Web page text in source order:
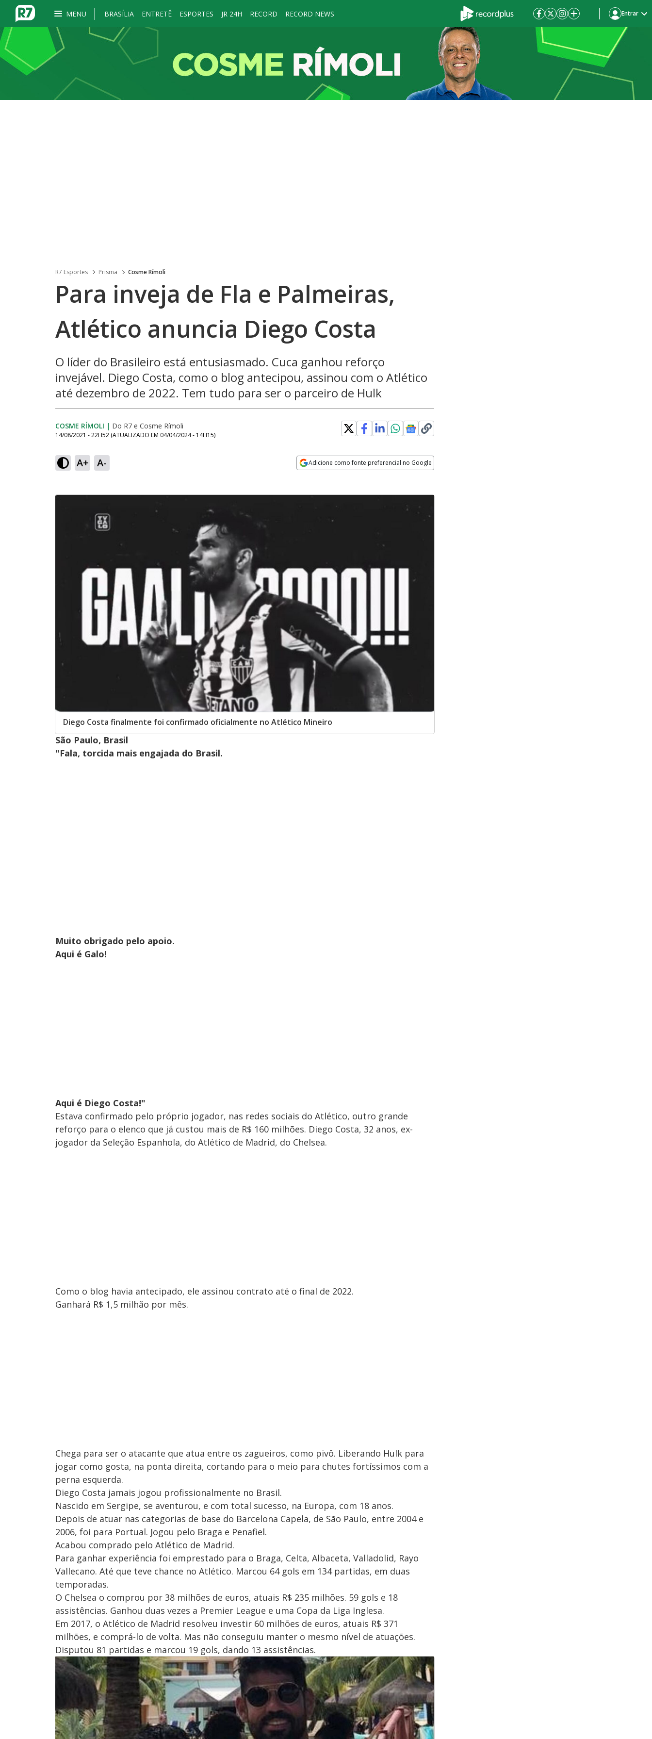
MENU BRASÍLIA ENTRETÊ ESPORTES JR 24H RECORD RECORD NEWS Entrar
R7 Esportes Prisma Cosme Rímoli
Para inveja de Fla e Palmeiras,
Atlético anuncia Diego Costa
O líder do Brasileiro está entusiasmado. Cuca ganhou reforço
invejável. Diego Costa, como o blog antecipou, assinou com o Atlético
até dezembro de 2022. Tem tudo para ser o parceiro de Hulk
COSME RÍMOLI | Do R7 e Cosme Rímoli
14/08/2021 - 22H52 (ATUALIZADO EM 04/04/2024 - 14H15)
A+ A- Adicione como fonte preferencial no Google
Diego Costa finalmente foi confirmado oficialmente no Atlético Mineiro
São Paulo, Brasil
"Fala, torcida mais engajada do Brasil.
Muito obrigado pelo apoio.
Aqui é Galo!
Aqui é Diego Costa!"
Estava confirmado pelo próprio jogador, nas redes sociais do Atlético, outro grande
reforço para o elenco que já custou mais de R$ 160 milhões. Diego Costa, 32 anos, ex-
jogador da Seleção Espanhola, do Atlético de Madrid, do Chelsea.
Como o blog havia antecipado, ele assinou contrato até o final de 2022.
Ganhará R$ 1,5 milhão por mês.
Chega para ser o atacante que atua entre os zagueiros, como pivô. Liberando Hulk para
jogar como gosta, na ponta direita, cortando para o meio para chutes fortíssimos com a
perna esquerda.
Diego Costa jamais jogou profissionalmente no Brasil.
Nascido em Sergipe, se aventurou, e com total sucesso, na Europa, com 18 anos.
Depois de atuar nas categorias de base do Barcelona Capela, de São Paulo, entre 2004 e
2006, foi para Portual. Jogou pelo Braga e Penafiel.
Acabou comprado pelo Atlético de Madrid.
Para ganhar experiência foi emprestado para o Braga, Celta, Albaceta, Valladolid, Rayo
Vallecano. Até que teve chance no Atlético. Marcou 64 gols em 134 partidas, em duas
temporadas.
O Chelsea o comprou por 38 milhões de euros, atuais R$ 235 milhões. 59 gols e 18
assistências. Ganhou duas vezes a Premier League e uma Copa da Liga Inglesa.
Em 2017, o Atlético de Madrid resolveu investir 60 milhões de euros, atuais R$ 371
milhões, e comprá-lo de volta. Mas não conseguiu manter o mesmo nível de atuações.
Disputou 81 partidas e marcou 19 gols, dando 13 assistências.